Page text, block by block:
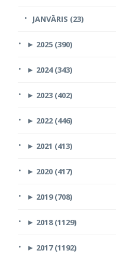
JANVĀRIS (23)
► 2025 (390)
► 2024 (343)
► 2023 (402)
► 2022 (446)
► 2021 (413)
► 2020 (417)
► 2019 (708)
► 2018 (1129)
► 2017 (1192)